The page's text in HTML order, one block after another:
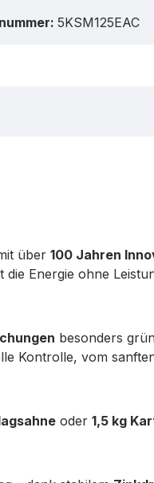
5KSM125EAC
über 100 Jahren
die Energie ohne
besonders
Kontrolle, vom
oder 1,5 kg